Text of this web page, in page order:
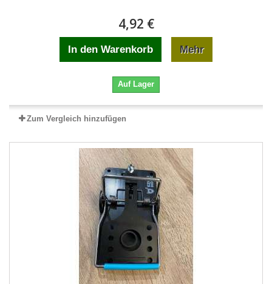
4,92 €
In den Warenkorb Mehr
Auf Lager
Zum Vergleich hinzufügen